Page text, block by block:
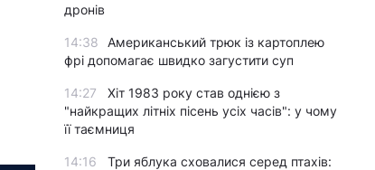
дронів
14:38
Американський трюк із картоплею
фрі допомагає швидко загустити суп
14:27
Хіт 1983 року став однією з
"найкращих літніх пісень усіх часів": у чому
її таємниця
14:16
Три яблука сховалися серед птахів: